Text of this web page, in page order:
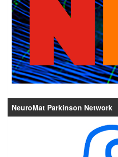
NeuroMat Parkinson Network